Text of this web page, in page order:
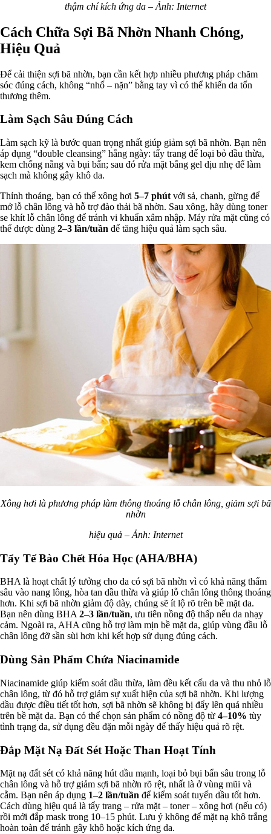
thậm chí kích ứng da – Ảnh: Internet
Cách Chữa Sợi Bã Nhờn Nhanh Chóng,
Hiệu Quả
Để cải thiện sợi bã nhờn, bạn cần kết hợp nhiều phương pháp chăm
sóc đúng cách, không “nhổ – nặn” bằng tay vì có thể khiến da tổn
thương thêm.
Làm Sạch Sâu Đúng Cách
Làm sạch kỹ là bước quan trọng nhất giúp giảm sợi bã nhờn. Bạn nên
áp dụng “double cleansing” hằng ngày: tẩy trang để loại bỏ dầu thừa,
kem chống nắng và bụi bẩn; sau đó rửa mặt bằng gel dịu nhẹ để làm
sạch mà không gây khô da.
Thỉnh thoảng, bạn có thể xông hơi 5–7 phút với sả, chanh, gừng để
mở lỗ chân lông và hỗ trợ đào thải bã nhờn. Sau xông, hãy dùng toner
se khít lỗ chân lông để tránh vi khuẩn xâm nhập. Máy rửa mặt cũng có
thể được dùng 2–3 lần/tuần để tăng hiệu quả làm sạch sâu.
Xông hơi là phương pháp làm thông thoáng lỗ chân lông, giảm sợi bã
nhờn
hiệu quả – Ảnh: Internet
Tẩy Tế Bào Chết Hóa Học (AHA/BHA)
BHA là hoạt chất lý tưởng cho da có sợi bã nhờn vì có khả năng thấm
sâu vào nang lông, hòa tan dầu thừa và giúp lỗ chân lông thông thoáng
hơn. Khi sợi bã nhờn giảm độ dày, chúng sẽ ít lộ rõ trên bề mặt da.
Bạn nên dùng BHA2–3 lần/tuần, ưu tiên nồng độ thấp nếu da nhạy
cảm. Ngoài ra, AHA cũng hỗ trợ làm mịn bề mặt da, giúp vùng đầu lỗ
chân lông đỡ sần sùi hơn khi kết hợp sử dụng đúng cách.
Dùng Sản Phẩm Chứa Niacinamide
Niacinamide giúp kiểm soát dầu thừa, làm đều kết cấu da và thu nhỏ lỗ
chân lông, từ đó hỗ trợ giảm sự xuất hiện của sợi bã nhờn. Khi lượng
dầu được điều tiết tốt hơn, sợi bã nhờn sẽ không bị đẩy lên quá nhiều
trên bề mặt da. Bạn có thể chọn sản phẩm có nồng độ từ 4–10% tùy
tình trạng da, sử dụng đều đặn mỗi ngày để thấy hiệu quả rõ rệt.
Đắp Mặt Nạ Đất Sét Hoặc Than Hoạt Tính
Mặt nạ đất sét có khả năng hút dầu mạnh, loại bỏ bụi bẩn sâu trong lỗ
chân lông và hỗ trợ giảm sợi bã nhờn rõ rệt, nhất là ở vùng mũi và
cằm. Bạn nên áp dụng 1–2 lần/tuần để kiểm soát tuyến dầu tốt hơn.
Cách dùng hiệu quả là tẩy trang – rửa mặt – toner – xông hơi (nếu có)
rồi mới đắp mask trong 10–15 phút. Lưu ý không để mặt nạ khô trắng
hoàn toàn để tránh gây khô hoặc kích ứng da.